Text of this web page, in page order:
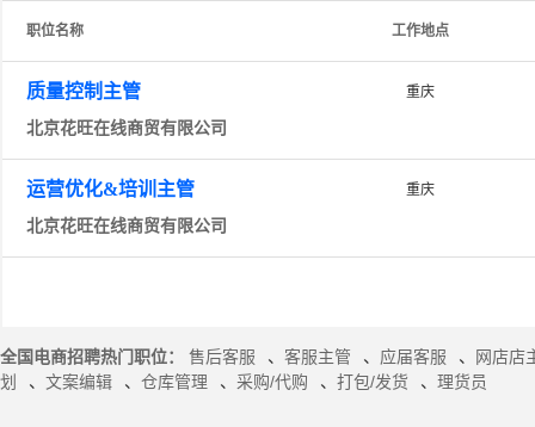
职位名称 工作地点
质量控制主管
北京花旺在线商贸有限公司
重庆
运营优化&培训主管
北京花旺在线商贸有限公司
重庆
全国电商招聘热门职位： 售后客服 、 客服主管 、 应届客服 、
网店店
划
、 文案编辑 、 仓库管理 、 采购/代购 、 打包/发货 、 理货员